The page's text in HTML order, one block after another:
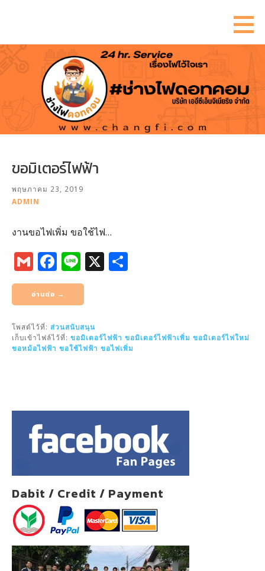
ยัง
เนื้อหา
ขอมิเตอร์ไฟฟ้า
พฤษภาคม 23, 2019
ADMIN
งานขอไฟเพิ่ม ขอใช้ไฟ…
G
m
ai
l
F
a
c
e
b
o
Li
n
e
X
อ่านต่อ →
โพสต์ไว้ที่: ส่วนสนับสนุน
เก็บเข้าไฟล์ไว้ที่: ขอมิเตอร์ไฟฟ้า ขอมิเตอร์ไฟฟ้าเพิ่ม ขอมิเตอร์ไฟใหม่
ขอหม้อไฟฟ้า ขอใช้ไฟฟ้า ขอไฟเพิ่ม
Dabit / Credit / Payment